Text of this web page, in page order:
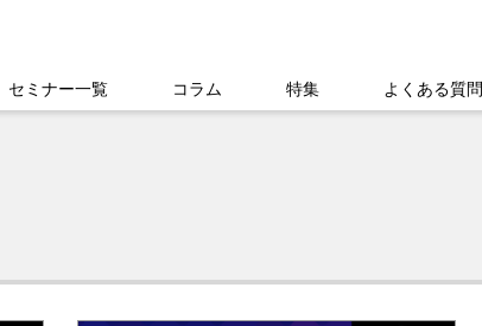
セミナー一覧 コラム 特集 よくある質問